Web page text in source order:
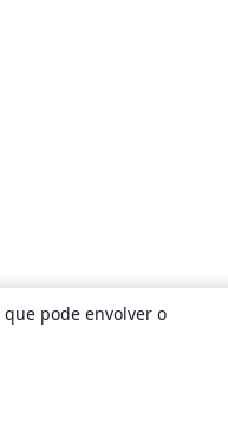
pode envolver o